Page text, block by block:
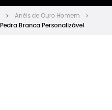
Anéis de Ouro Homem
Branca Personalizável